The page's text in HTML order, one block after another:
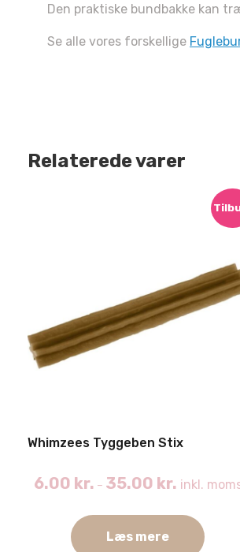
Den praktiske bundbakke kan
Se alle vores forskellige
Relaterede varer
Whimzees Tyggeben Stix
6.00 kr. – 35.00 kr. inkl.
Læs mere